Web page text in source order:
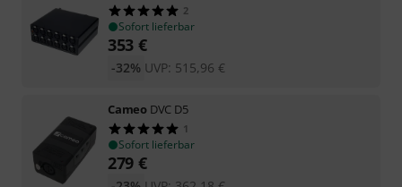
2
Sofort lieferbar
353 €
UVP: 515,96 €
-32%
Cameo DVC D5
1
Sofort lieferbar
279 €